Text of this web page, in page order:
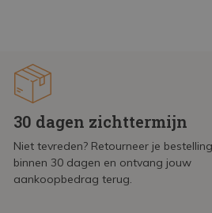
30 dagen zichttermijn
Niet tevreden? Retourneer je bestelling
binnen 30 dagen en ontvang jouw
aankoopbedrag terug.